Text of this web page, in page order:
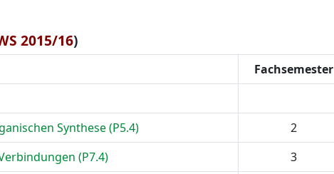
2015/16)
Fachsemester
Synthese (P5.4)
2
(P7.4)
3